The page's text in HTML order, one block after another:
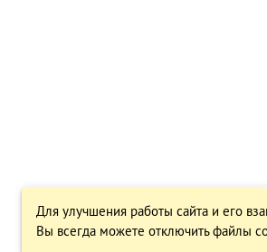
Для улучшения работы сайта и его
Вы всегда можете отключить файлы